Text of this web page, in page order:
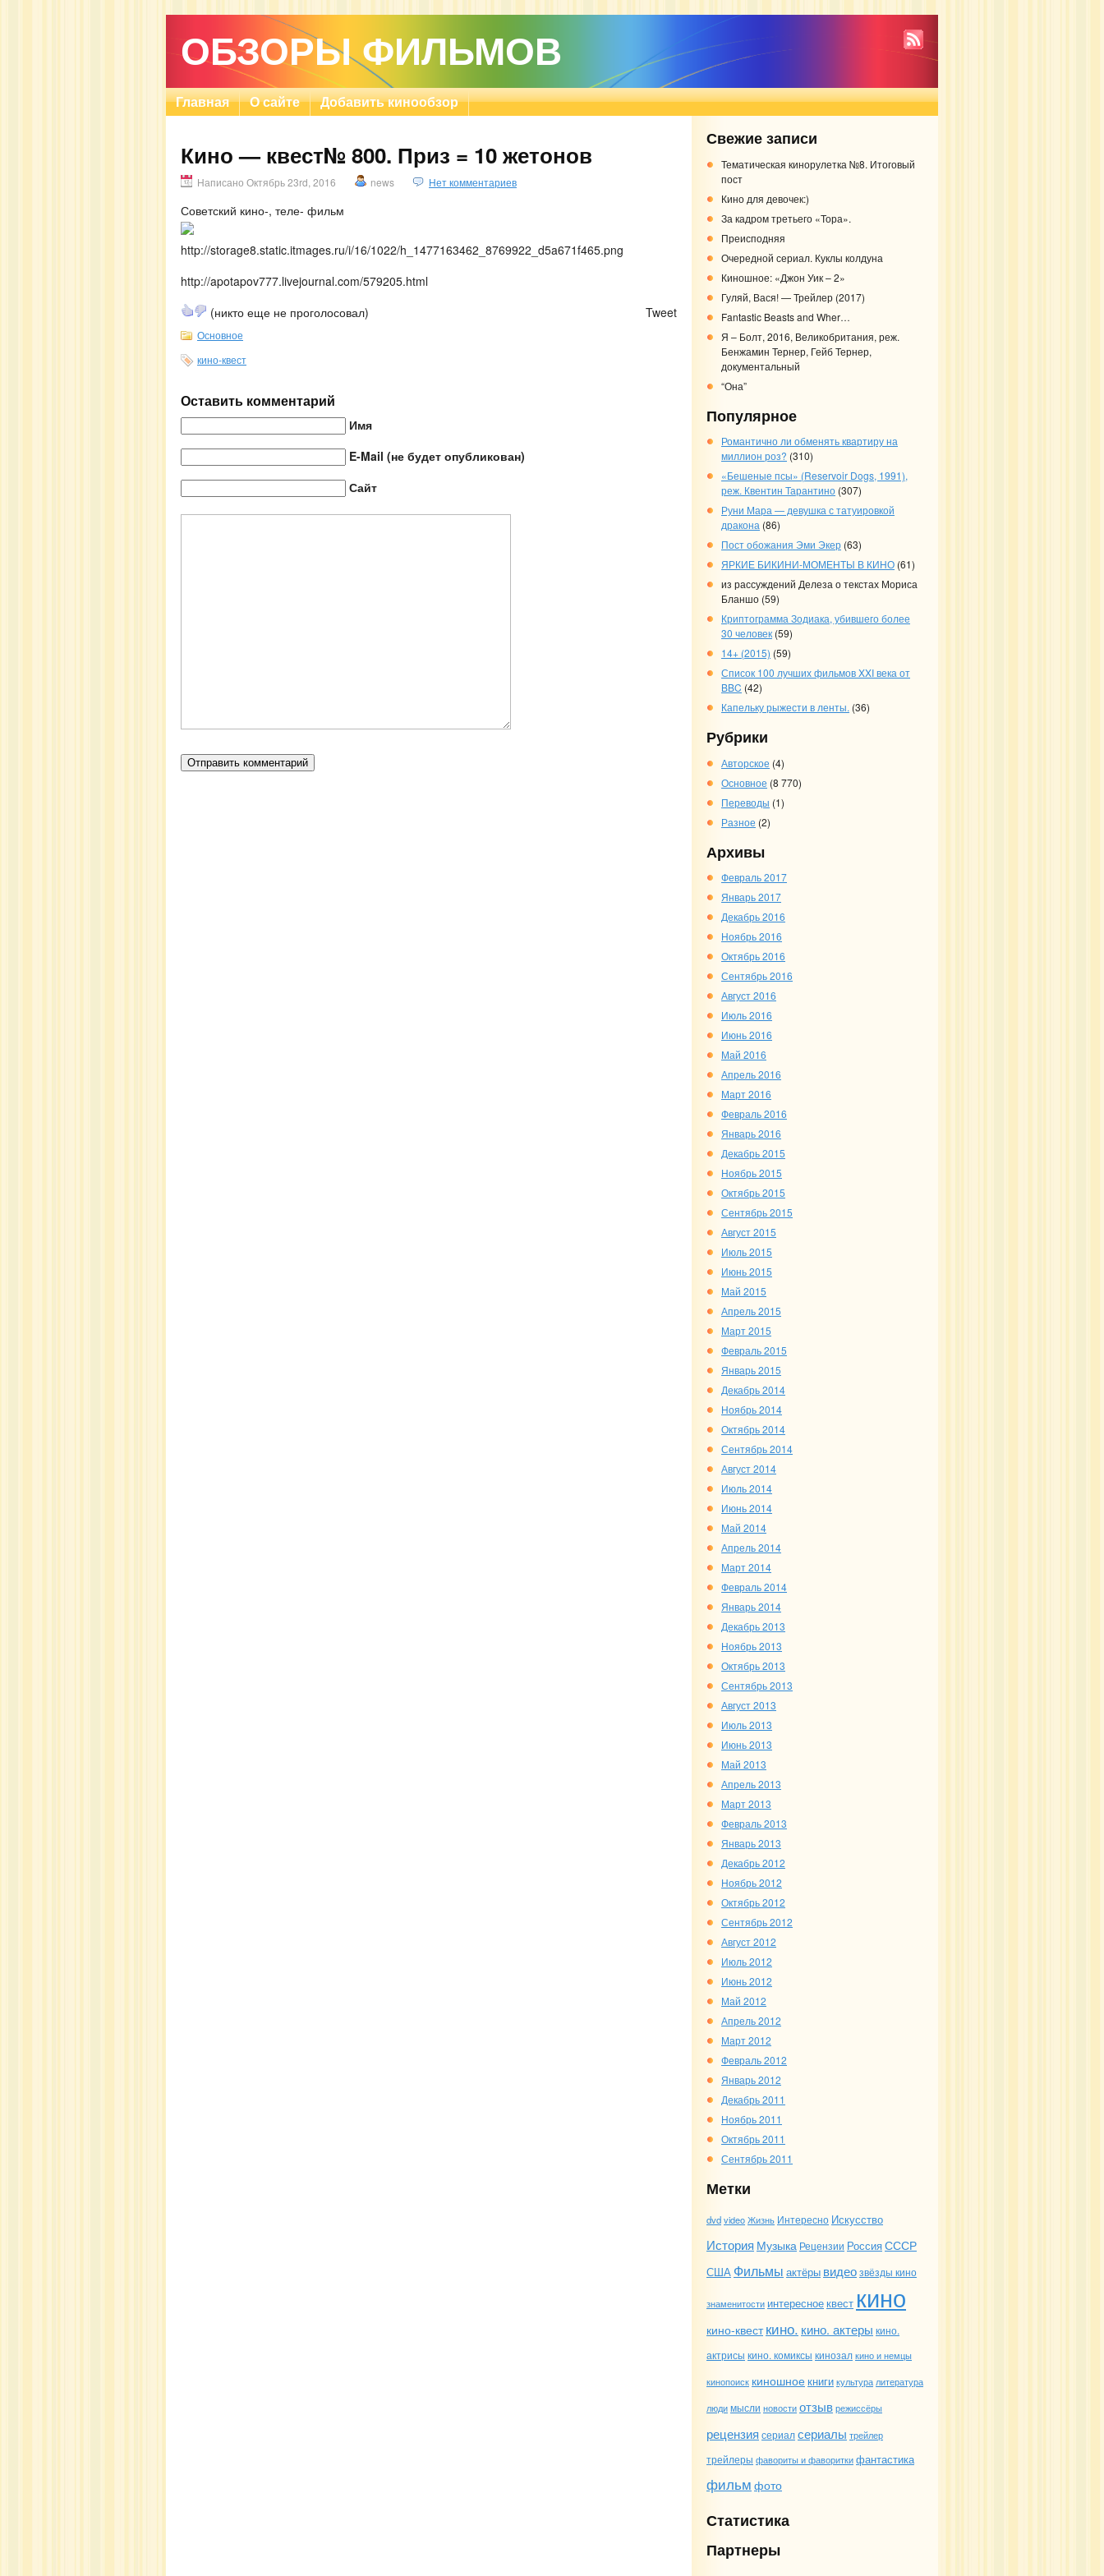
ОБЗОРЫ ФИЛЬМОВ
Главная О сайте Добавить кинообзор
Кино — квест№ 800. Приз = 10 жетонов
Написано Октябрь 23rd, 2016 news Нет комментариев
Советский кино-, теле- фильм
http://storage8.static.itmages.ru/i/16/1022/h_1477163462_8769922_d5a671f465.png
http://apotapov777.livejournal.com/579205.html
Tweet
(никто еще не проголосовал)
Основное
кино-квест
Оставить комментарий
Имя
E-Mail (не будет опубликован)
Сайт
Свежие записи
Тематическая кинорулетка №8. Итоговый
пост
Кино для девочек:)
За кадром третьего «Тора».
Преисподняя
Очередной сериал. Куклы колдуна
Киношное: «Джон Уик – 2»
Гуляй, Вася! — Трейлер (2017)
Fantastic Beasts and Wher…
Я – Болт, 2016, Великобритания, реж.
Бенжамин Тернер, Гейб Тернер,
документальный
“Она”
Популярное
Романтично ли обменять квартиру на
миллион роз? (310)
«Бешеные псы» (Reservoir Dogs, 1991),
реж. Квентин Тарантино (307)
Руни Мара — девушка с татуировкой
дракона (86)
Пост обожания Эми Экер (63)
ЯРКИЕ БИКИНИ-МОМЕНТЫ В КИНО (61)
из рассуждений Делеза о текстах Мориса
Бланшо (59)
Криптограмма Зодиака, убившего более
30 человек (59)
14+ (2015) (59)
Список 100 лучших фильмов XXI века от
BBC (42)
Капельку рыжести в ленты. (36)
Рубрики
Авторское (4)
Основное (8 770)
Переводы (1)
Разное (2)
Архивы
Февраль 2017
Январь 2017
Декабрь 2016
Ноябрь 2016
Октябрь 2016
Сентябрь 2016
Август 2016
Июль 2016
Июнь 2016
Май 2016
Апрель 2016
Март 2016
Февраль 2016
Январь 2016
Декабрь 2015
Ноябрь 2015
Октябрь 2015
Сентябрь 2015
Август 2015
Июль 2015
Июнь 2015
Май 2015
Апрель 2015
Март 2015
Февраль 2015
Январь 2015
Декабрь 2014
Ноябрь 2014
Октябрь 2014
Сентябрь 2014
Август 2014
Июль 2014
Июнь 2014
Май 2014
Апрель 2014
Март 2014
Февраль 2014
Январь 2014
Декабрь 2013
Ноябрь 2013
Октябрь 2013
Сентябрь 2013
Август 2013
Июль 2013
Июнь 2013
Май 2013
Апрель 2013
Март 2013
Февраль 2013
Январь 2013
Декабрь 2012
Ноябрь 2012
Октябрь 2012
Сентябрь 2012
Август 2012
Июль 2012
Июнь 2012
Май 2012
Апрель 2012
Март 2012
Февраль 2012
Январь 2012
Декабрь 2011
Ноябрь 2011
Октябрь 2011
Сентябрь 2011
Метки
dvdvideoЖизнь Интересно Искусство
История Музыка Рецензии РоссияСССР
США Фильмы актёры видеозвёзды кино
знаменитости интересноеквест кино
кино-квест кино. кино. актеры кино.
актрисы кино. комиксы кинозал кино и немцы
кинопоиск киношноекнигикультура литература
люди мысли новостиотзыврежиссёры
рецензия сериалсериалы трейлер
трейлеры фавориты и фавориткифантастика
фильм фото
Статистика
Партнеры